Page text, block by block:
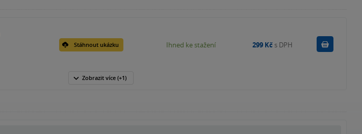
Stáhnout ukázku Ihned ke stažení 299 Kč s DPH Koupit
Zobrazit více (+1)